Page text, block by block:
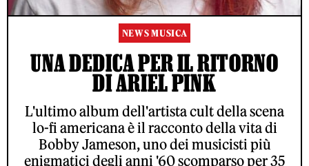
NEWS MUSICA
UNA DEDICA PER IL RITORNO
DI ARIEL PINK
L'ultimo album dell'artista cult della scena
lo-fi americana è il racconto della vita di
Bobby Jameson, uno dei musicisti più
enigmatici degli anni '60 scomparso per 35